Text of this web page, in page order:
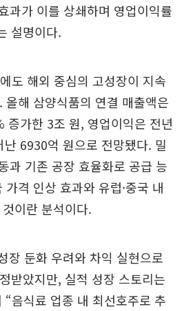
과가 이를 상쇄하며 영업이익률
설명이다.
도 해외 중심의 고성장이 지속
올해 삼양식품의 연결 매출액은
증가한 3조 원, 영업이익은 전년
6930억 원으로 전망됐다. 밀
과 기존 공장 효율화로 공급 능
격 인상 효과와 유럽·중국 내
이란 분석이다.
장 둔화 우려와 차익 실현으로
받았지만, 실적 성장 스토리는
“음식료 업종 내 최선호주로 추